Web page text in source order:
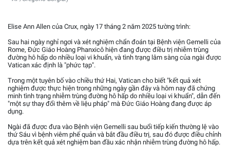
Elise Ann Allen của Crux, ngày 17 tháng 2 năm 2025 tường trình:
Sau hai ngày nghỉ ngơi và xét nghiệm chẩn đoán tại Bệnh viện Gemelli của
Rome, Đức Giáo Hoàng Phanxicô hiện đang được điều trị nhiễm trùng
đường hô hấp do nhiều loại vi khuẩn, và tình trạng lâm sàng của ngài được
Vatican xác định là "phức tạp".
Trong một tuyên bố vào chiều thứ Hai, Vatican cho biết "kết quả xét
nghiệm được thực hiện trong những ngày gần đây và hôm nay đã chứng
minh tình trạng nhiễm trùng đường hô hấp do nhiều loại vi khuẩn", dẫn đến
"một sự thay đổi thêm về liệu pháp" mà Đức Giáo Hoàng đang được áp
dụng.
Ngài đã được đưa vào Bệnh viện Gemelli sau buổi tiếp kiến thường lệ vào
thứ Sáu vì bệnh viêm phế quản và bắt đầu điều trị, sau đó được điều chỉnh
dựa trên kết quả xét nghiệm ban đầu xác nhận nhiễm trùng đường hô hấp.